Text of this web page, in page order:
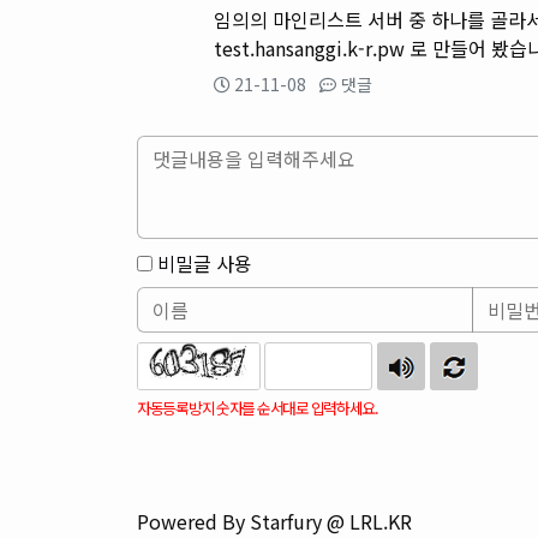
임의의 마인리스트 서버 중 하나를 골라
test.hansanggi.k-r.pw 로 만들어 봤습
21-11-08 댓글
비밀글 사용
자동등록방지 숫자를 순서대로 입력하세요.
Powered By Starfury @ LRL.KR